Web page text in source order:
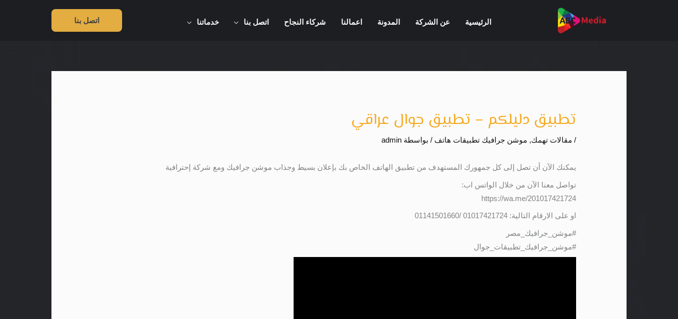
الرئيسية عن الشركة المدونة اعمالنا شركاء النجاح اتصل بنا خدماتنا اتصل بنا
تطبيق دليلكم – تطبيق جوال عراقي
/ مقالات تهمك, موشن جرافيك تطبيقات هاتف / بواسطة admin
يمكنك الآن أن تصل إلى كل جمهورك المستهدف من تطبيق الهاتف الخاص بك بإعلان بسيط وجذاب موشن جرافيك ومع شركة إحترافية
تواصل معنا الآن من خلال الواتس اب:
https://wa.me/201017421724
او على الارقام التالية: 01017421724 /01141501660
#موشن_جرافيك_مصر
#موشن_جرافيك_تطبيقات_جوال